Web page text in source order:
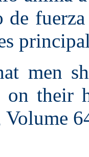
de
men
their